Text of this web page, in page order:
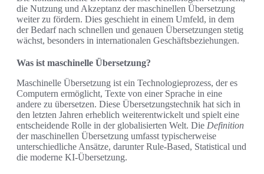
die Nutzung und Akzeptanz der maschinellen Übersetzung
weiter zu fördern. Dies geschieht in einem Umfeld, in dem
der Bedarf nach schnellen und genauen Übersetzungen stetig
wächst, besonders in internationalen Geschäftsbeziehungen.
Was ist maschinelle Übersetzung?
Maschinelle Übersetzung ist ein Technologieprozess, der es
Computern ermöglicht, Texte von einer Sprache in eine
andere zu übersetzen. Diese Übersetzungstechnik hat sich in
den letzten Jahren erheblich weiterentwickelt und spielt eine
entscheidende Rolle in der globalisierten Welt. Die Definition
der maschinellen Übersetzung umfasst typischerweise
unterschiedliche Ansätze, darunter Rule-Based, Statistical und
die moderne KI-Übersetzung.